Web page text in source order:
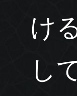
け
し